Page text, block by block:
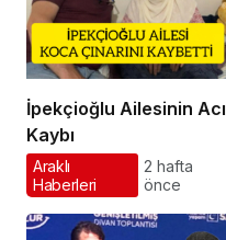
İpekçioğlu Ailesinin Acı
Kaybı
Araklı
Haberleri
2 hafta
önce